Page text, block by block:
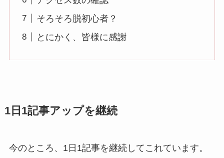
そろそろ脱初心者？
とにかく、皆様に感謝
1日1記事アップを継続
今のところ、1日1記事を継続してこれています。